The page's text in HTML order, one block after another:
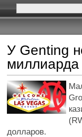
У Genting
долларов.